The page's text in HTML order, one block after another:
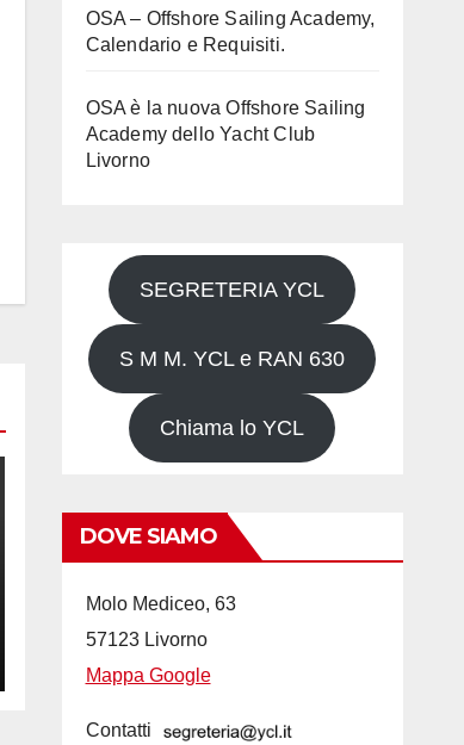
OSA – Offshore Sailing Academy,
Calendario e Requisiti.
OSA è la nuova Offshore Sailing
Academy dello Yacht Club
Livorno
SEGRETERIA YCL
S M M. YCL e RAN 630
Chiama lo YCL
DOVE SIAMO
Molo Mediceo, 63
57123 Livorno
Mappa Google
Contatti